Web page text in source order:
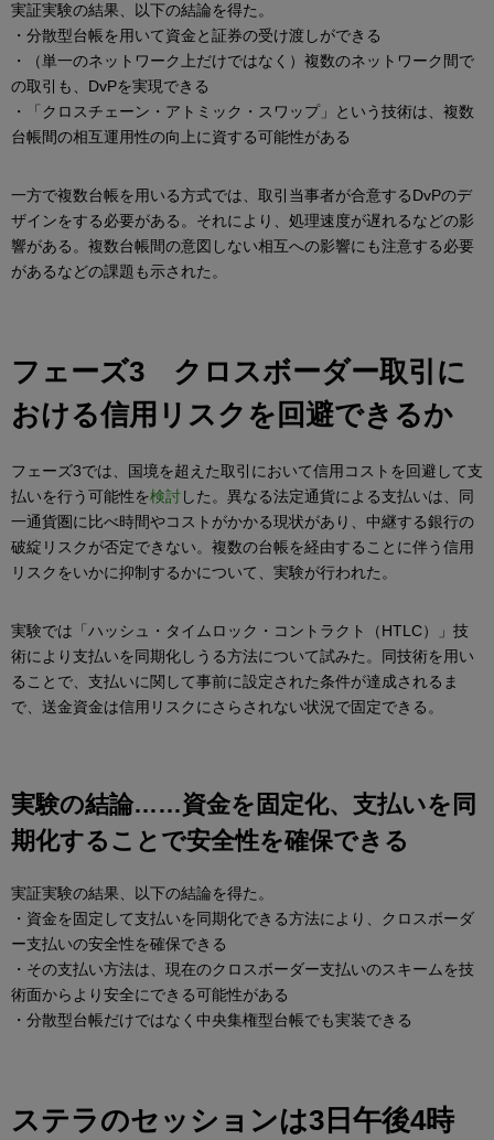
実証実験の結果、以下の結論を得た。
・分散型台帳を用いて資金と証券の受け渡しができる
・（単一のネットワーク上だけではなく）複数のネットワーク間で
の取引も、DvPを実現できる
・「クロスチェーン・アトミック・スワップ」という技術は、複数
台帳間の相互運用性の向上に資する可能性がある
一方で複数台帳を用いる方式では、取引当事者が合意するDvPのデ
ザインをする必要がある。それにより、処理速度が遅れるなどの影
響がある。複数台帳間の意図しない相互への影響にも注意する必要
があるなどの課題も示された。
フェーズ3 クロスボーダー取引に
おける信用リスクを回避できるか
フェーズ3では、国境を超えた取引において信用コストを回避して支
払いを行う可能性を検討した。異なる法定通貨による支払いは、同
一通貨圏に比べ時間やコストがかかる現状があり、中継する銀行の
破綻リスクが否定できない。複数の台帳を経由することに伴う信用
リスクをいかに抑制するかについて、実験が行われた。
実験では「ハッシュ・タイムロック・コントラクト（HTLC）」技
術により支払いを同期化しうる方法について試みた。同技術を用い
ることで、支払いに関して事前に設定された条件が達成されるま
で、送金資金は信用リスクにさらされない状況で固定できる。
実験の結論……資金を固定化、支払いを同
期化することで安全性を確保できる
実証実験の結果、以下の結論を得た。
・資金を固定して支払いを同期化できる方法により、クロスボーダ
ー支払いの安全性を確保できる
・その支払い方法は、現在のクロスボーダー支払いのスキームを技
術面からより安全にできる可能性がある
・分散型台帳だけではなく中央集権型台帳でも実装できる
ステラのセッションは3日午後4時